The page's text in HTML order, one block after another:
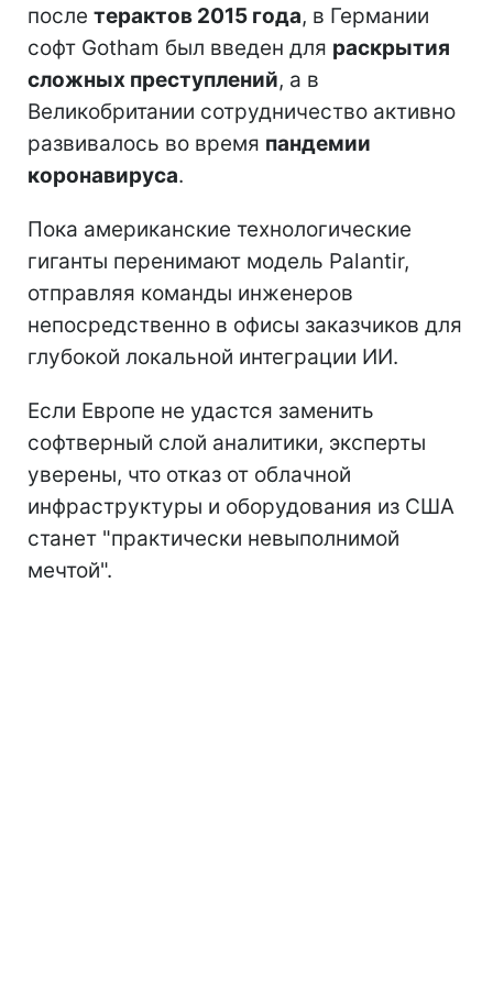
после терактов 2015 года, в Германии
софт Gotham был введен для раскрытия
сложных преступлений, а в
Великобритании сотрудничество активно
развивалось во время пандемии
коронавируса.
Пока американские технологические
гиганты перенимают модель Palantir,
отправляя команды инженеров
непосредственно в офисы заказчиков для
глубокой локальной интеграции ИИ.
Если Европе не удастся заменить
софтверный слой аналитики, эксперты
уверены, что отказ от облачной
инфраструктуры и оборудования из США
станет "практически невыполнимой
мечтой".